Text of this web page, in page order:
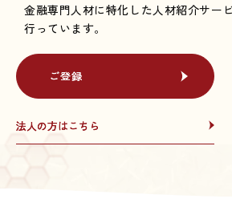
金融専門人材に特化した人材紹介サー
行っています。
ご登録
ご登録
法人の方はこちら
法人の方はこちら